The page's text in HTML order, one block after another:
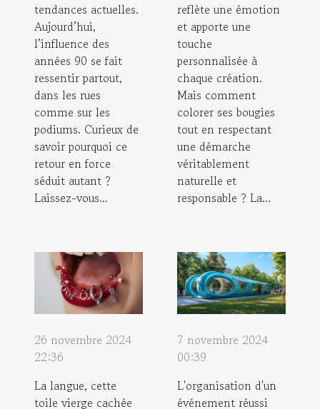
tendances actuelles.
Aujourd’hui,
l’influence des
années 90 se fait
ressentir partout,
dans les rues
comme sur les
podiums. Curieux de
savoir pourquoi ce
retour en force
séduit autant ?
Laissez-vous...
reflète une émotion
et apporte une
touche
personnalisée à
chaque création.
Mais comment
colorer ses bougies
tout en respectant
une démarche
véritablement
naturelle et
responsable ? La...
26 novembre 2024
22:36
La langue, cette
toile vierge cachée
7 novembre 2024
00:39
L'organisation d'un
événement réussi